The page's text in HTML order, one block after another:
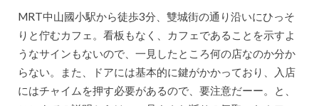
MRT中山國小駅から徒歩3分、雙城街の通り沿いにひっそ
りと佇むカフェ。看板もなく、カフェであることを示すよ
うなサインもないので、一見したところ何の店なのか分か
らない。また、ドアには基本的に鍵がかかっており、入店
にはチャイムを押す必要があるので、要注意だーー。と、